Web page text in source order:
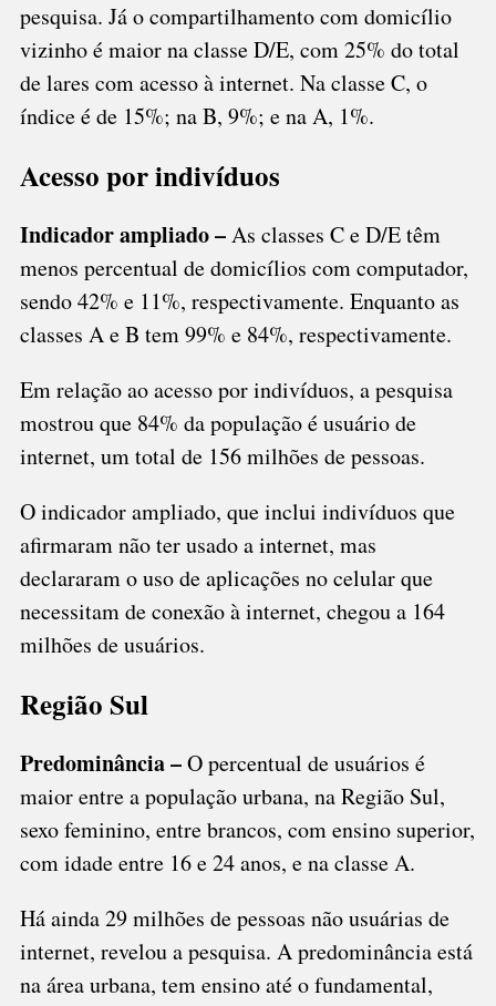
pesquisa. Já o compartilhamento com domicílio
vizinho é maior na classe D/E, com 25% do total
de lares com acesso à internet. Na classe C, o
índice é de 15%; na B, 9%; e na A, 1%.
Acesso por indivíduos
Indicador ampliado –As classes C e D/E têm
menos percentual de domicílios com computador,
sendo 42% e 11%, respectivamente. Enquanto as
classes A e B tem 99% e 84%, respectivamente.
Em relação ao acesso por indivíduos, a pesquisa
mostrou que 84% da população é usuário de
internet, um total de 156 milhões de pessoas.
O indicador ampliado, que inclui indivíduos que
afirmaram não ter usado a internet, mas
declararam o uso de aplicações no celular que
necessitam de conexão à internet, chegou a 164
milhões de usuários.
Região Sul
Predominância –O percentual de usuários é
maior entre a população urbana, na Região Sul,
sexo feminino, entre brancos, com ensino superior,
com idade entre 16 e 24 anos, e na classe A.
Há ainda 29 milhões de pessoas não usuárias de
internet, revelou a pesquisa. A predominância está
na área urbana, tem ensino até o fundamental,